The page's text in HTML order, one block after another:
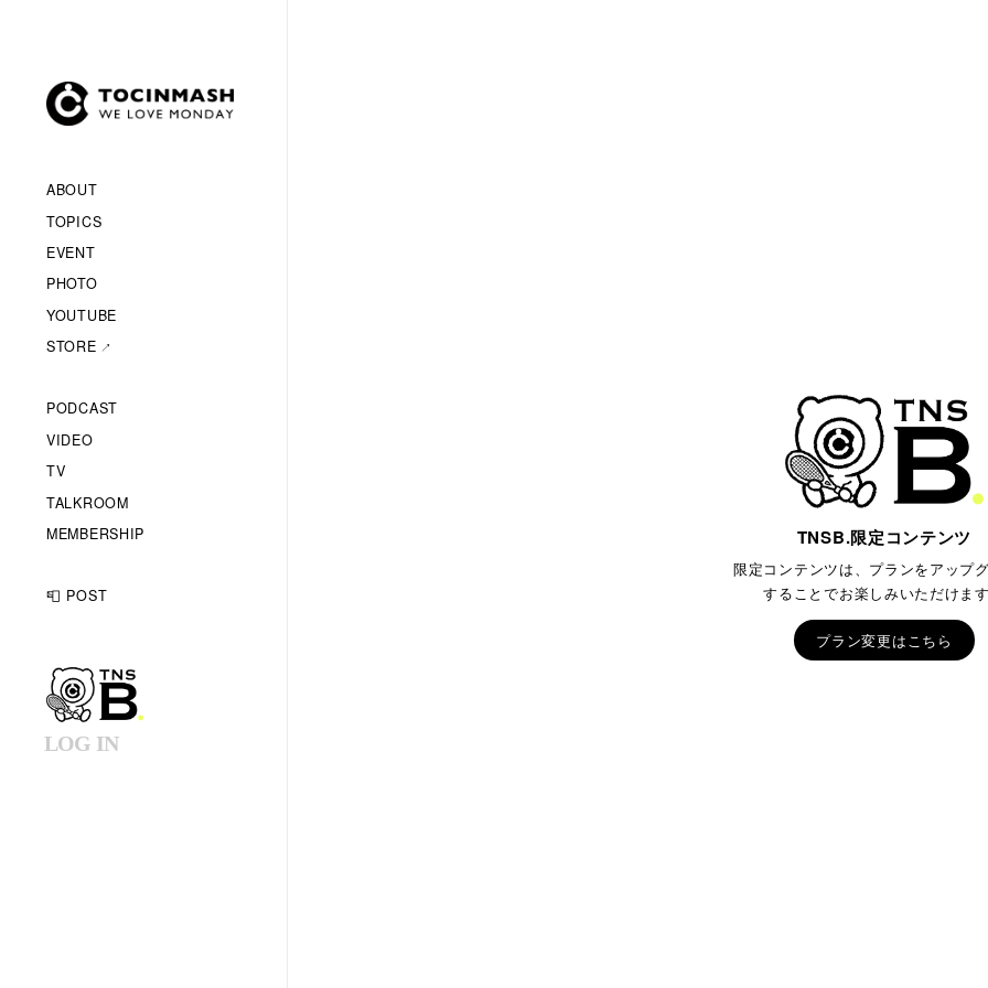
ABOUT
TOPICS
EVENT
PHOTO
YOUTUBE
STORE
PODCAST
VIDEO
TV
TALKROOM
MEMBERSHIP
📮 POST
LOG IN
TNSB.限定コンテンツ
限定コンテンツは、プランをアップ
することでお楽しみいただけます
プラン変更はこちら